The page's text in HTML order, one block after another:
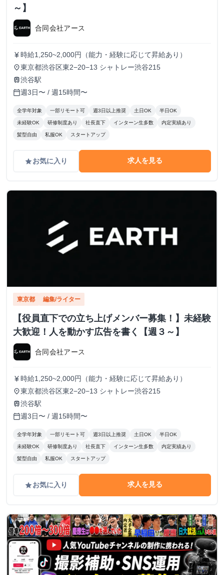
～】
合同会社アース
currency_yen 時給1,250~2,000円（能力・経験に応じて昇給あり）
place東京都渋谷区東2−20−13 シャトレー渋谷215
train渋谷駅
calendar_today週3日〜 / 週15時間〜
全学年対象 一部リモート可 週3日以上推奨 土日OK 半日OK
未経験OK 研修制度あり 社長直下 インターン生多数 内定実績あり
髪型自由 私服OK スタートアップ
gradeお気に入り 求人を見る
東京都 編集/ライター
【役員直下での立ち上げメンバー募集！】未経験
大歓迎！人を動かす広告を書く【週３～】
合同会社アース
currency_yen 時給1,250~2,000円（能力・経験に応じて昇給あり）
place東京都渋谷区東2−20−13 シャトレー渋谷215
train渋谷駅
calendar_today週3日〜 / 週15時間〜
全学年対象 一部リモート可 週3日以上推奨 土日OK 半日OK
未経験OK 研修制度あり 社長直下 インターン生多数 内定実績あり
髪型自由 私服OK スタートアップ
gradeお気に入り 求人を見る